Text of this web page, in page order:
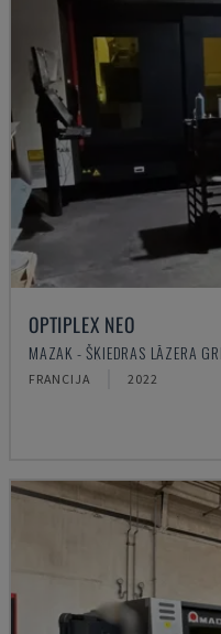
OPTIPLEX NEO
MAZAK - ŠĶIEDRAS LĀZERA
FRANCIJA 2022